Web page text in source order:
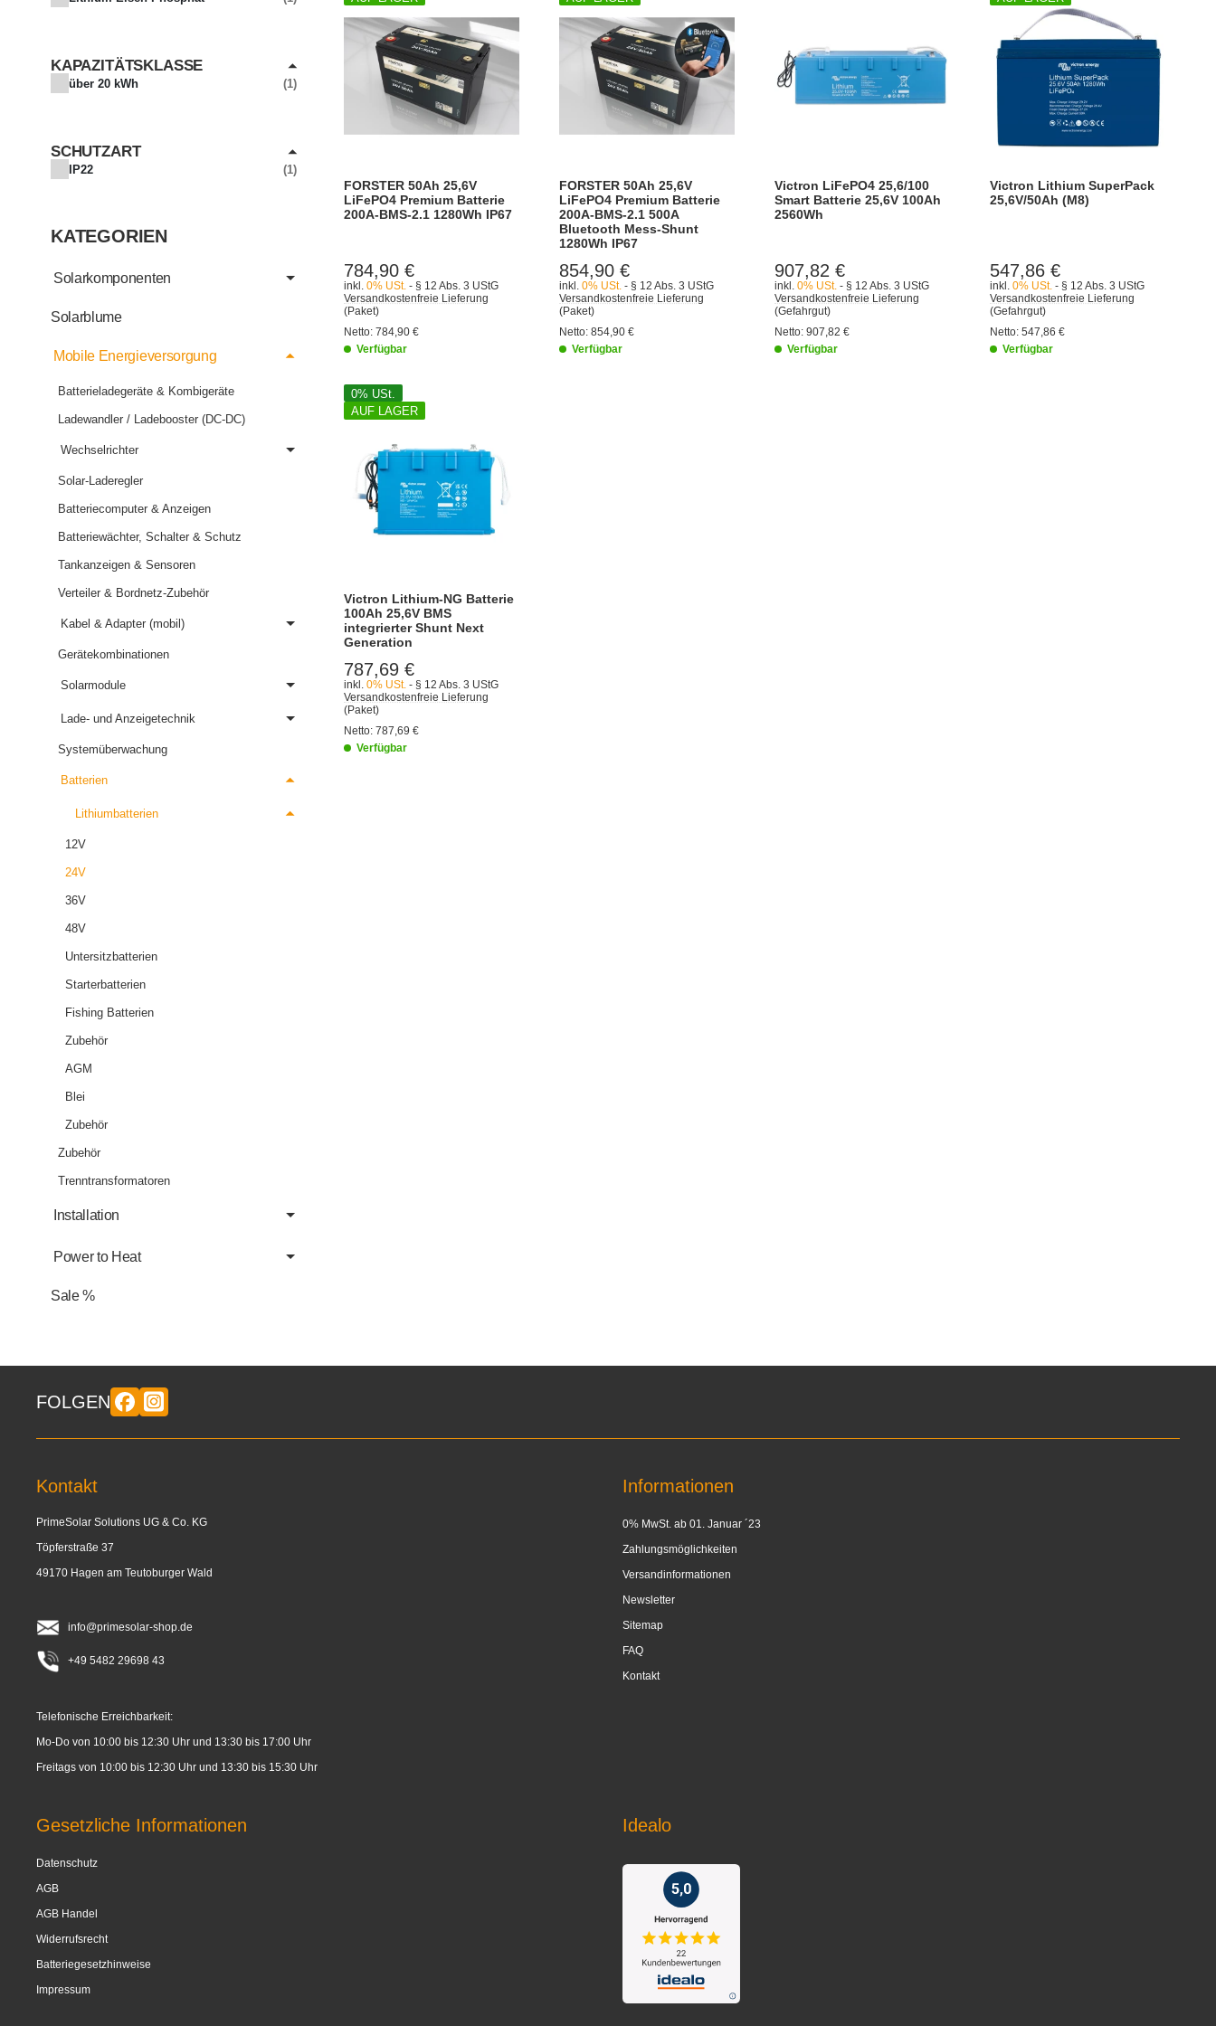
FORSTER 50Ah 25,6V
LiFePO4 Premium Batterie
200A-BMS-2.1 1280Wh IP67
784,90 €
inkl. 0% USt. - § 12 Abs. 3 UStG
Versandkostenfreie Lieferung
(Paket)
Netto: 784,90 €
Verfügbar
FORSTER 50Ah 25,6V
LiFePO4 Premium Batterie
200A-BMS-2.1 500A
Bluetooth Mess-Shunt
1280Wh IP67
854,90 €
inkl. 0% USt. - § 12 Abs. 3 UStG
Versandkostenfreie Lieferung
(Paket)
Netto: 854,90 €
Verfügbar
Victron LiFePO4 25,6/100
Smart Batterie 25,6V 100Ah
2560Wh
907,82 €
inkl. 0% USt. - § 12 Abs. 3 UStG
Versandkostenfreie Lieferung
(Gefahrgut)
Netto: 907,82 €
Verfügbar
Victron Lithium SuperPack
25,6V/50Ah (M8)
547,86 €
inkl. 0% USt. - § 12 Abs. 3 UStG
Versandkostenfreie Lieferung
(Gefahrgut)
Netto: 547,86 €
Verfügbar
0% USt.
AUF LAGER
Victron Lithium-NG Batterie
100Ah 25,6V BMS
integrierter Shunt Next
Generation
787,69 €
inkl. 0% USt. - § 12 Abs. 3 UStG
Versandkostenfreie Lieferung
(Paket)
Netto: 787,69 €
Verfügbar
KATEGORIEN
Solarkomponenten
Solarblume
Mobile Energieversorgung
Batterieladegeräte & Kombigeräte
Ladewandler / Ladebooster (DC-DC)
Wechselrichter
Solar-Laderegler
Batteriecomputer & Anzeigen
Batteriewächter, Schalter & Schutz
Tankanzeigen & Sensoren
Verteiler & Bordnetz-Zubehör
Kabel & Adapter (mobil)
Gerätekombinationen
Solarmodule
Lade- und Anzeigetechnik
Systemüberwachung
Batterien
Lithiumbatterien
12V
24V
36V
48V
Untersitzbatterien
Starterbatterien
Fishing Batterien
Zubehör
AGM
Blei
Zubehör
Zubehör
Trenntransformatoren
Installation
Power to Heat
Sale %
KAPAZITÄTSKLASSE
über 20 kWh 1
ARTIKEL GEFUNDEN
SCHUTZART
IP22 1
FOLGEN
Kontakt
PrimeSolar Solutions UG & Co. KG
Töpferstraße 37
49170 Hagen am Teutoburger Wald
info@primesolar-shop.de
+49 5482 29698 43
Telefonische Erreichbarkeit:
Mo-Do von 10:00 bis 12:30 Uhr und 13:30 bis 17:00 Uhr
Freitags von 10:00 bis 12:30 Uhr und 13:30 bis 15:30 Uhr
Informationen
0% MwSt. ab 01. Januar ´23
Zahlungsmöglichkeiten
Versandinformationen
Newsletter
Sitemap
FAQ
Kontakt
Gesetzliche Informationen
Datenschutz
AGB
AGB Handel
Widerrufsrecht
Batteriegesetzhinweise
Impressum
Idealo